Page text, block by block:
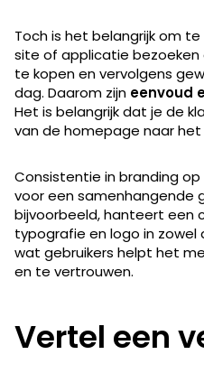
Toch is het belangrijk om
site of applicatie
te kopen en vervolgens
dag. Daarom zijn eenvoud
Het is belangrijk dat je de
van de homepage naar
Consistentie in branding
voor een samenhangende
bijvoorbeeld, hanteert een
typografie en logo in
wat gebruikers helpt het
en te vertrouwen.
Vertel een